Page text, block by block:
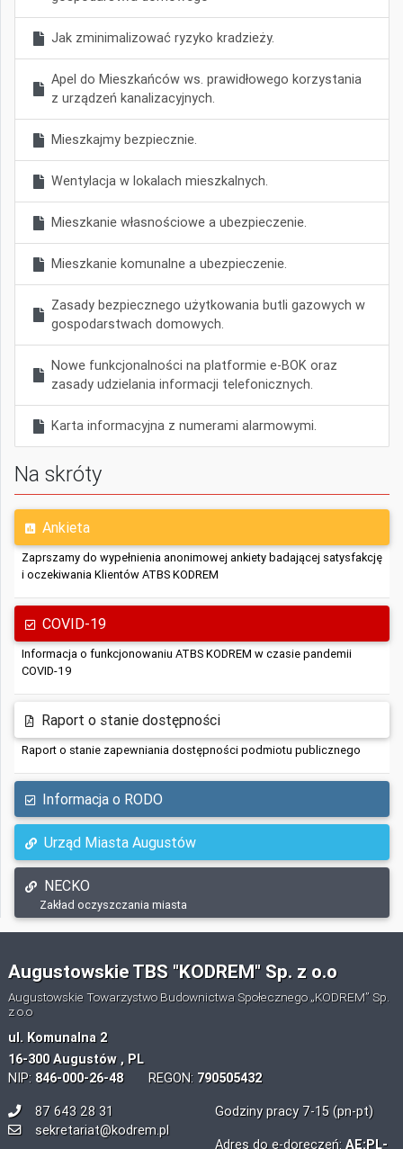
Jak zminimalizować ryzyko kradzieży.
Apel do Mieszkańców ws. prawidłowego korzystania
z urządzeń kanalizacyjnych.
Mieszkajmy bezpiecznie.
Wentylacja w lokalach mieszkalnych.
Mieszkanie własnościowe a ubezpieczenie.
Mieszkanie komunalne a ubezpieczenie.
Zasady bezpiecznego użytkowania butli gazowych w
gospodarstwach domowych.
Nowe funkcjonalności na platformie e-BOK oraz
zasady udzielania informacji telefonicznych.
Karta informacyjna z numerami alarmowymi.
Na skróty
Ankieta
Zaprszamy do wypełnienia anonimowej ankiety badającej satysfakcję
i oczekiwania Klientów ATBS KODREM
COVID-19
Informacja o funkcjonowaniu ATBS KODREM w czasie pandemii
COVID-19
Raport o stanie dostępności
Raport o stanie zapewniania dostępności podmiotu publicznego
Informacja o RODO
Urząd Miasta Augustów
NECKO
Zakład oczyszczania miasta
Augustowskie TBS "KODREM" Sp. z o.o
Augustowskie Towarzystwo Budownictwa Społecznego „KODREM” Sp.
z o.o
ul. Komunalna 2
16-300 Augustów , PL
NIP: 846-000-26-48REGON: 790505432
87 643 28 31
sekretariat@kodrem.pl
Godziny pracy 7-15 (pn-pt)
Adres do e-doręczeń: AE:PL-